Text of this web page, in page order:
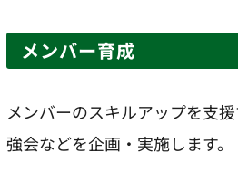
メンバー育成
メンバーのスキルアップを支
強会などを企画・実施します。